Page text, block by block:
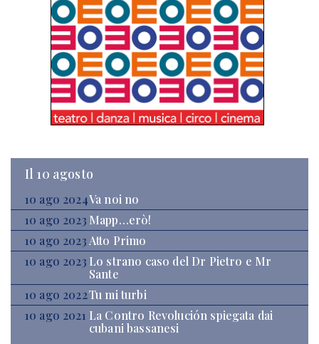
Il 10 agosto
10 ago 2024Va noi no
10 ago 2023 Mapp…erò!
10 ago 2023 Atto Primo
10 ago 2023 Lo strano caso del Dr Pietro e Mr
Sante
10 ago 2022Tu mi turbi
10 ago 2021 La Contro Revolución spiegata dai
cubani bassanesi